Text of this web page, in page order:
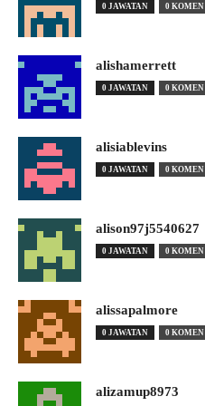
0 JAWATAN 0 KOMEN
alishamerrett
0 JAWATAN 0 KOMEN
alisiablevins
0 JAWATAN 0 KOMEN
alison97j5540627
0 JAWATAN 0 KOMEN
alissapalmore
0 JAWATAN 0 KOMEN
alizamup8973